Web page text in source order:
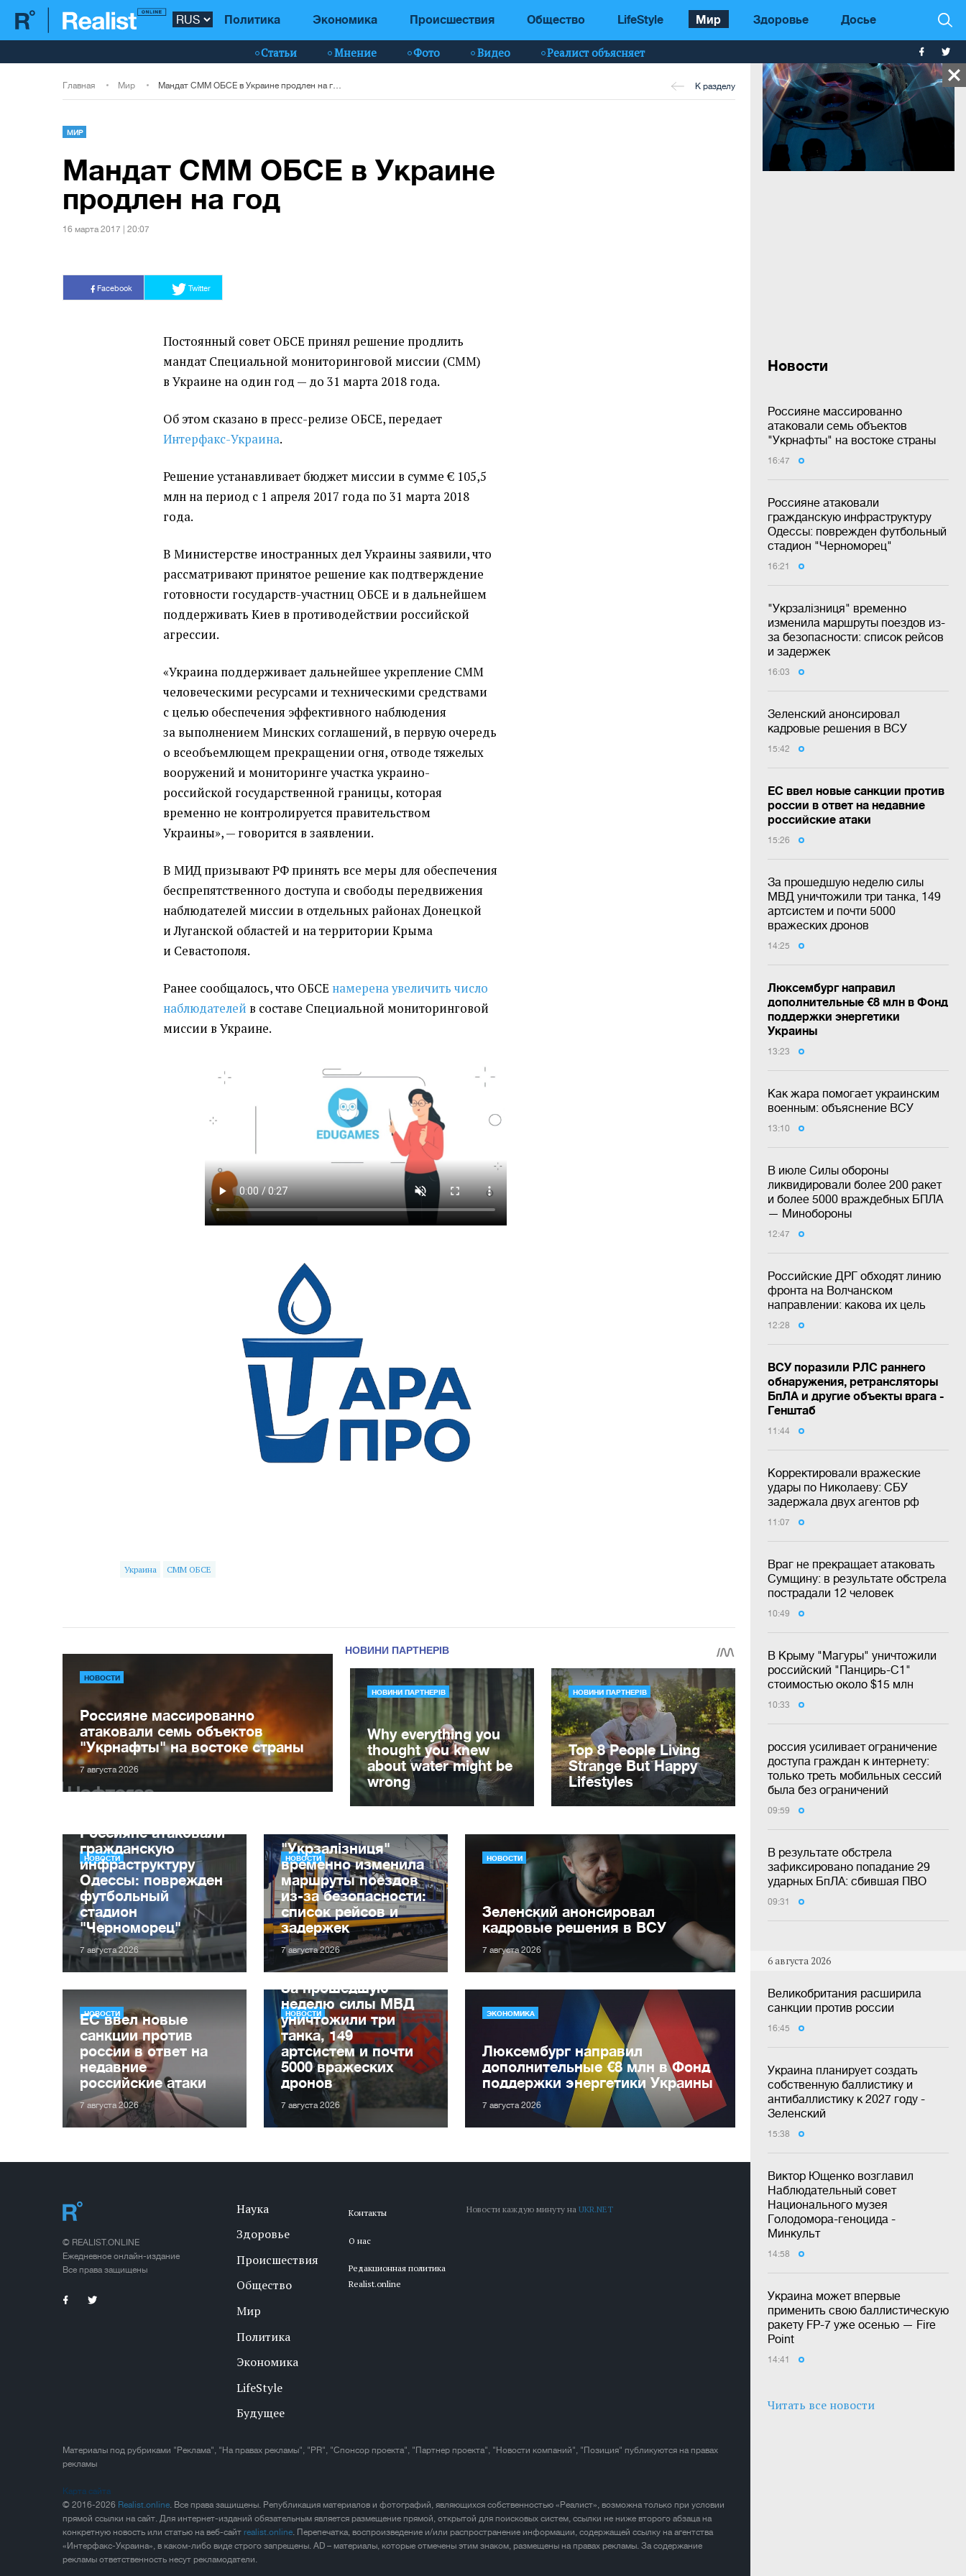
Политика Экономика Происшествия Общество LifeStyle Мир Здоровье Досье
Статьи Мнение Фото Видео Реалист объясняет
Новости
Россияне массированно
атаковали семь объектов
"Укрнафты" на востоке страны
16:47
Россияне атаковали
гражданскую инфраструктуру
Одессы: поврежден футбольный
стадион "Черноморец"
16:21
"Укрзалізниця" временно
изменила маршруты поездов из-
за безопасности: список рейсов
и задержек
16:03
Зеленский анонсировал
кадровые решения в ВСУ
15:42
ЕС ввел новые санкции против
россии в ответ на недавние
российские атаки
15:26
За прошедшую неделю силы
МВД уничтожили три танка, 149
артсистем и почти 5000
вражеских дронов
14:25
Люксембург направил
дополнительные €8 млн в Фонд
поддержки энергетики
Украины
13:23
Как жара помогает украинским
военным: объяснение ВСУ
13:10
В июле Силы обороны
ликвидировали более 200 ракет
и более 5000 враждебных БПЛА
— Минобороны
12:47
Российские ДРГ обходят линию
фронта на Волчанском
направлении: какова их цель
12:28
ВСУ поразили РЛС раннего
обнаружения, ретрансляторы
БпЛА и другие объекты врага -
Генштаб
11:44
Корректировали вражеские
удары по Николаеву: СБУ
задержала двух агентов рф
11:07
Враг не прекращает атаковать
Сумщину: в результате обстрела
пострадали 12 человек
10:49
В Крыму "Магуры" уничтожили
российский "Панцирь-С1"
стоимостью около $15 млн
10:33
россия усиливает ограничение
доступа граждан к интернету:
только треть мобильных сессий
была без ограничений
09:59
В результате обстрела
зафиксировано попадание 29
ударных БпЛА: сбившая ПВО
09:31
6 августа 2026
Великобритания расширила
санкции против россии
16:45
Украина планирует создать
собственную баллистику и
антибаллистику к 2027 году -
Зеленский
15:38
Виктор Ющенко возглавил
Наблюдательный совет
Национального музея
Голодомора-геноцида -
Минкульт
14:58
Украина может впервые
применить свою баллистическую
ракету FP-7 уже осенью — Fire
Point
14:41
Читать все новости
Главная Мир К разделу
МИР
Мандат СММ ОБСЕ в Украине
продлен на год
16 марта 2017 | 20:07
Facebook Twitter
Постоянный совет ОБСЕ принял решение продлить
мандат Специальной мониторинговой миссии (СММ)
в Украине на один год — до 31 марта 2018 года.
Об этом сказано в пресс-релизе ОБСЕ, передает
Интерфакс-Украина.
Решение устанавливает бюджет миссии в сумме € 105,5
млн на период с 1 апреля 2017 года по 31 марта 2018
года.
В Министерстве иностранных дел Украины заявили, что
рассматривают принятое решение как подтверждение
готовности государств-участниц ОБСЕ и в дальнейшем
поддерживать Киев в противодействии российской
агрессии.
«Украина поддерживает дальнейшее укрепление СММ
человеческими ресурсами и техническими средствами
с целью обеспечения эффективного наблюдения
за выполнением Минских соглашений, в первую очередь
о всеобъемлющем прекращении огня, отводе тяжелых
вооружений и мониторинге участка украино-
российской государственной границы, которая
временно не контролируется правительством
Украины», — говорится в заявлении.
В МИД призывают РФ принять все меры для обеспечения
беспрепятственного доступа и свободы передвижения
наблюдателей миссии в отдельных районах Донецкой
и Луганской областей и на территории Крыма
и Севастополя.
Ранее сообщалось, что ОБСЕ намерена увеличить число
наблюдателей в составе Специальной мониторинговой
миссии в Украине.
Украина СММ ОБСЕ
НОВОСТИ
Россияне массированно
атаковали семь объектов
"Укрнафты" на востоке страны
7 августа 2026
НОВОСТИ
Россияне атаковали
гражданскую
инфраструктуру
Одессы: поврежден
футбольный
стадион
"Черноморец"
7 августа 2026
НОВОСТИ
"Укрзалізниця"
временно изменила
маршруты поездов
из-за безопасности:
список рейсов и
задержек
7 августа 2026
НОВОСТИ
Зеленский анонсировал
кадровые решения в ВСУ
7 августа 2026
НОВОСТИ
ЕС ввел новые
санкции против
россии в ответ на
недавние
российские атаки
7 августа 2026
НОВОСТИ
За прошедшую
неделю силы МВД
уничтожили три
танка, 149
артсистем и почти
5000 вражеских
дронов
7 августа 2026
ЭКОНОМИКА
Люксембург направил
дополнительные €8 млн в Фонд
поддержки энергетики Украины
7 августа 2026
© REALIST.ONLINE
Ежедневное онлайн-издание
Все права защищены
Наука
Здоровье
Происшествия
Общество
Мир
Политика
Экономика
LifeStyle
Будущее
Контакты
О нас
Редакционная политика
Realist.online
Новости каждую минуту наUKR.NET
Материалы под рубриками "Реклама", "На правах рекламы", "PR", "Спонсор проекта", "Партнер проекта", "Новости компаний", "Позиция" публикуются на правах
рекламы
Карта сайта
© 2016-2026 Realist.online. Все права защищены. Републикация материалов и фотографий, являющихся собственностью «Реалист», возможна только при условии
прямой ссылки на сайт. Для интернет-изданий обязательным является размещение прямой, открытой для поисковых систем, ссылки не ниже второго абзаца на
конкретную новость или статью на веб-сайтrealist.online. Перепечатка, воспроизведение и/или распространение информации, содержащей ссылку на агентства
«Интерфакс-Украина», в каком-либо виде строго запрещены. AD – материалы, которые отмечены этим знаком, размещены на правах рекламы. За содержание
рекламы ответственность несут рекламодатели.